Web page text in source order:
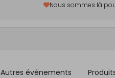
Nous sommes là
Autres événements